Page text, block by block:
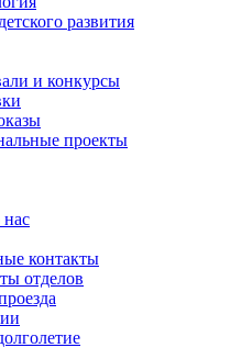
развития
и конкурсы
проекты
контакты
отделов